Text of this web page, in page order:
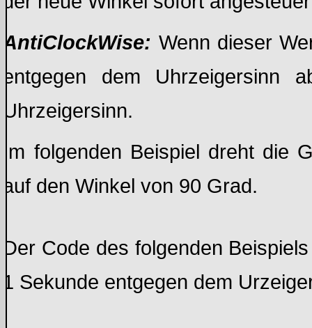
AntiClockWise: Wenn dieser
entgegen dem Uhrzeigersinn
Uhrzeigersinn.
Im folgenden Beispiel dreht die
auf den Winkel von 90 Grad.
Der Code des folgenden
1 Sekunde entgegen dem